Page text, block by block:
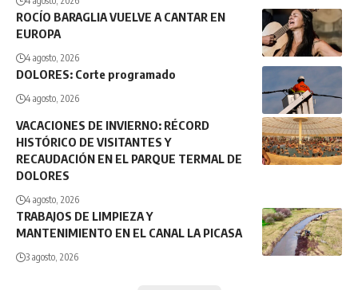
ROCÍO BARAGLIA VUELVE A CANTAR EN
EUROPA
4 agosto, 2026
DOLORES: Corte programado
4 agosto, 2026
VACACIONES DE INVIERNO: RÉCORD
HISTÓRICO DE VISITANTES Y
RECAUDACIÓN EN EL PARQUE TERMAL DE
DOLORES
4 agosto, 2026
TRABAJOS DE LIMPIEZA Y
MANTENIMIENTO EN EL CANAL LA PICASA
3 agosto, 2026